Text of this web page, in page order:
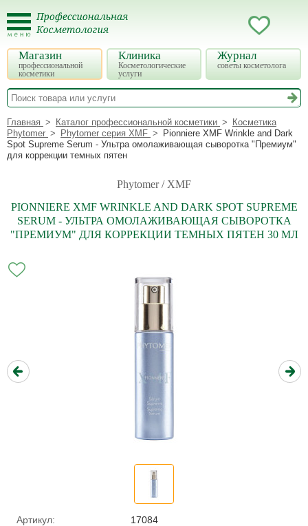
Магазин
профессиональной
косметики
Клиника
Косметологические
услуги
Журнал
советы косметолога
Главная Каталог профессиональной косметики
Косметика
Phytomer
Phytomer серия XMF
Pionniere XMF Wrinkle and Dark
Spot Supreme Serum - Ультра омолаживающая сыворотка "Премиум"
для коррекции темных пятен
Phytomer / XMF
PIONNIERE XMF WRINKLE AND DARK SPOT SUPREME
SERUM - УЛЬТРА ОМОЛАЖИВАЮЩАЯ СЫВОРОТКА
"ПРЕМИУМ" ДЛЯ КОРРЕКЦИИ ТЕМНЫХ ПЯТЕН 30 МЛ
Артикул:
17084